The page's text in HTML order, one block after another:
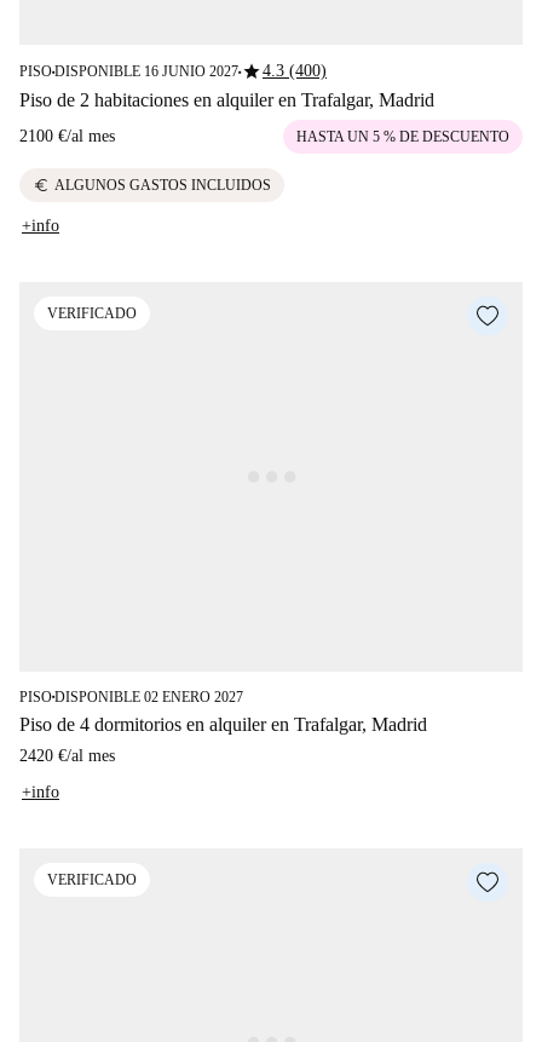
PISO■DISPONIBLE 16 JUNIO 2027■star4.3 (400)
Piso de 2 habitaciones en alquiler en Trafalgar, Madrid
2100 €/al mes HASTA UN 5 % DE DESCUENTO
euro ALGUNOS GASTOS INCLUIDOS
+info
VERIFICADO
PISO■DISPONIBLE 02 ENERO 2027
Piso de 4 dormitorios en alquiler en Trafalgar, Madrid
2420 €/al mes
+info
VERIFICADO